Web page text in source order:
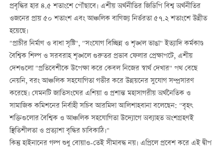
প্রবৃদ্ধির হার ৪.৫ শতাংশে পৌঁছাবে। এশীয় অর্থনীতির জিডিপি বিশ্ব অর্থনীতির
ওজনের প্রায় ৫০ শতাংশ এবং আঞ্চলিক বাণিজ্য নির্ভরতা ৫৭.২ শতাংশে উন্নীত
হয়েছে।
"প্রাচীর নির্মাণ ও বাধা সৃষ্টি", "সংযোগ বিচ্ছিন্ন ও শৃঙ্খল ভাঙা" ইত্যাদি কর্মকাণ্ড
বৈশ্বিক শিল্প ও সরবরাহ শৃঙ্খলে গুরুতর প্রভাব ফেলার প্রেক্ষাপটে, এশীয়
দেশগুলো "প্রতিবেশীকে উপেক্ষা করে কেবল নিজের স্বার্থ দেখার" পথ বেছে
নেয়নি, বরং আঞ্চলিক সহযোগিতা গভীর করে উন্নয়নের সুযোগ সম্প্রসারণ
করেছে। যেমনটি জাতিসংঘের এশিয়া ও প্রশান্ত মহাসাগরীয় অর্থনৈতিক ও
সামাজিক কমিশনের নির্বাহী সচিব আরমিদা আলিশাহবানা বলেছেন: "বৃহৎ
শক্তিগুলোর বৈশ্বিক ও আঞ্চলিক সহযোগিতা উদ্যোগে অব্যাহত অংশগ্রহণই
স্থিতিশীলতা ও প্রত্যাশা বৃদ্ধির চাবিকাঠি।"
কিন্তু হাইনানের গল্প শুধু বোয়াও-তেই সীমাবদ্ধ নয়। এপ্রিলে প্রবেশ করে এই দ্বীপ